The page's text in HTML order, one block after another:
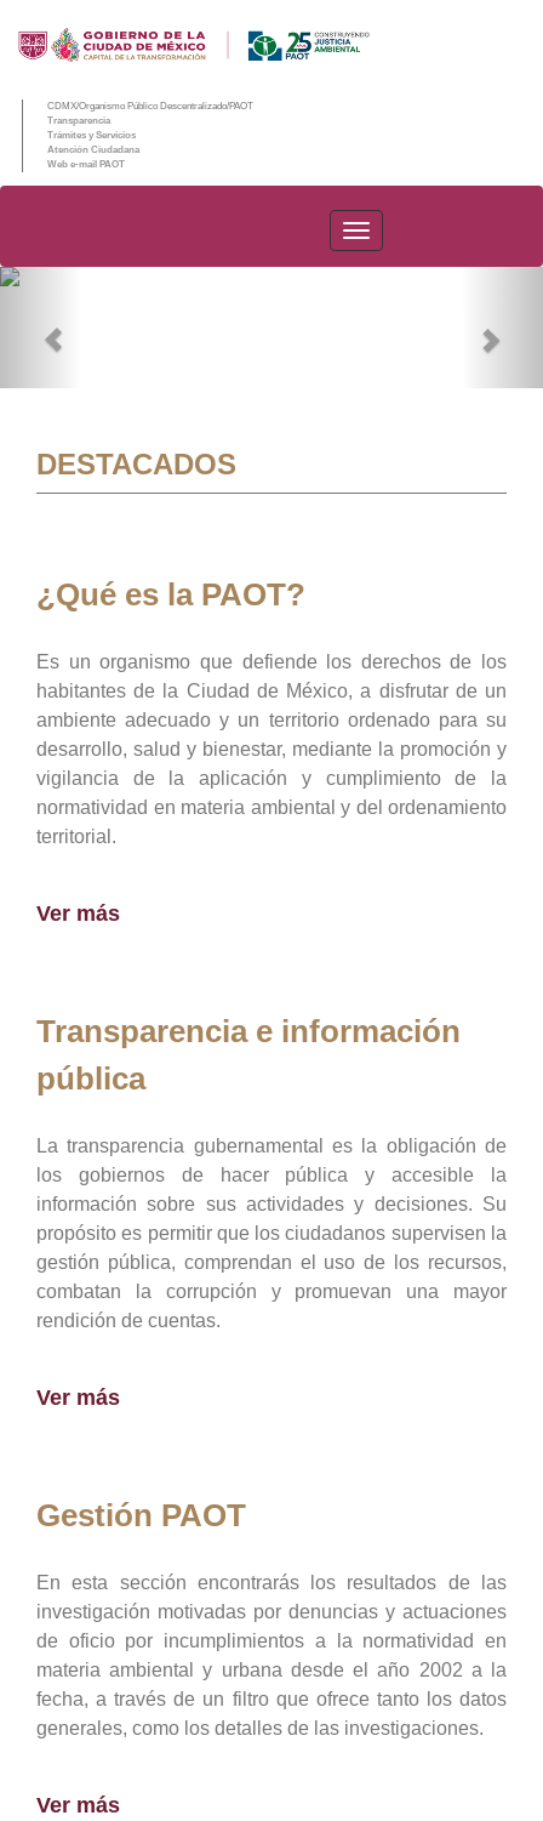
CDMX/Organismo Público Descentralizado/PAOT
Transparencia
Trámites y Servicios
Atención Ciudadana
Web e-mail PAOT
PAOT
DESTACADOS
¿Qué es la PAOT?
Es un organismo que defiende los derechos de los
habitantes de la Ciudad de México, a disfrutar de un
ambiente adecuado y un territorio ordenado para su
desarrollo, salud y bienestar, mediante la promoción y
vigilancia de la aplicación y cumplimiento de la
normatividad en materia ambiental y del ordenamiento
territorial.
Ver más
Transparencia e información
pública
La transparencia gubernamental es la obligación de
los gobiernos de hacer pública y accesible la
información sobre sus actividades y decisiones. Su
propósito es permitir que los ciudadanos supervisen la
gestión pública, comprendan el uso de los recursos,
combatan la corrupción y promuevan una mayor
rendición de cuentas.
Ver más
Gestión PAOT
En esta sección encontrarás los resultados de las
investigación motivadas por denuncias y actuaciones
de oficio por incumplimientos a la normatividad en
materia ambiental y urbana desde el año 2002 a la
fecha, a través de un filtro que ofrece tanto los datos
generales, como los detalles de las investigaciones.
Ver más